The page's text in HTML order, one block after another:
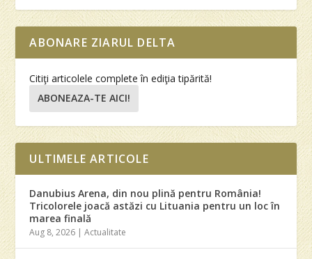
ABONARE ZIARUL DELTA
Citiţi articolele complete în ediţia tipărită!
ABONEAZA-TE AICI!
ULTIMELE ARTICOLE
Danubius Arena, din nou plină pentru România!
Tricolorele joacă astăzi cu Lituania pentru un loc în
marea finală
Aug 8, 2026 |Actualitate